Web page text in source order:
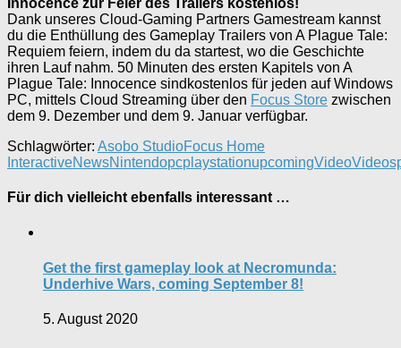
Dank unseres Cloud-Gaming Partners Gamestream kannst
du die Enthüllung des Gameplay Trailers von A Plague Tale:
Requiem feiern, indem du da startest, wo die Geschichte
ihren Lauf nahm. 50 Minuten des ersten Kapitels von A
Plague Tale: Innocence sindkostenlos für jeden auf Windows
PC, mittels Cloud Streaming über den Focus Store zwischen
dem 9. Dezember und dem 9. Januar verfügbar.
Schlagwörter: Asobo StudioFocus Home
InteractiveNewsNintendopcplaystationupcomingVideo
Für dich vielleicht ebenfalls interessant …
Get the first gameplay look at Necromunda:
Underhive Wars, coming September 8!
5. August 2020